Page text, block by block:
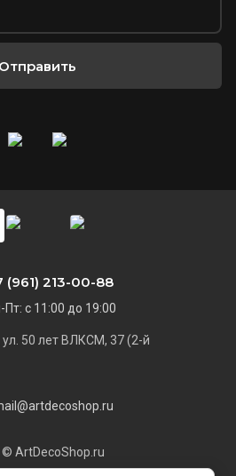
Отправить
© ArtDecoShop.ru
(961) 213-00-88
Пт: с 11:00 до 19:00
50 лет ВЛКСМ, 37 (2-й